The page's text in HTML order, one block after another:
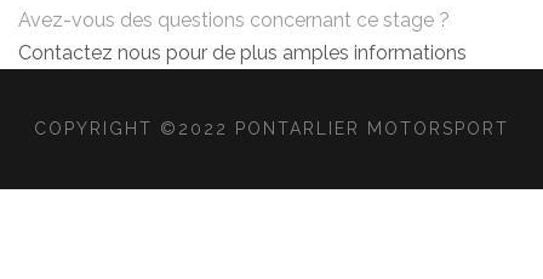
Avez-vous des questions concernant ce stage ?
Contactez nous pour de plus amples informations
COPYRIGHT ©2022 PONTARLIER MOTORSPORT